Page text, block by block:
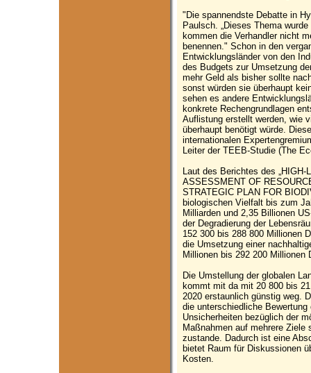
"Die spannendste Debatte in
Paulsch. „Dieses Thema
kommen die Verhandler nicht
benennen." Schon in den
Entwicklungsländer von den
des Budgets zur Umsetzung
mehr Geld als bisher sollte
sonst würden sie überhaupt
sehen es andere
konkrete Rechengrundlagen
Auflistung erstellt werden, wie
überhaupt benötigt würde.
internationalen
Leiter der TEEB-Studie (The
Laut des Berichtes des
ASSESSMENT OF
STRATEGIC PLAN FOR
biologischen Vielfalt bis zum
Milliarden und 2,35 Billionen
der Degradierung der
152 300 bis 288 800 Millionen
die Umsetzung einer
Millionen bis 292 200 Millionen
Die Umstellung der globalen
kommt mit da mit 20 800 bis
2020 erstaunlich günstig weg.
die unterschiedliche
Unsicherheiten bezüglich der
Maßnahmen auf mehrere Ziele
zustande. Dadurch ist eine
bietet Raum für Diskussionen
Kosten.